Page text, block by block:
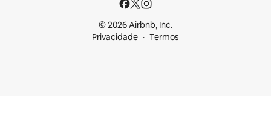
© 2026 Airbnb, Inc.
Privacidade
Termos